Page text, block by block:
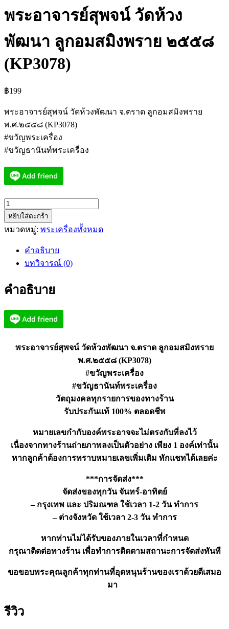
พระอาจารย์สุพจน์ วัดห้วง
พัฒนา ลูกอมสมิงพราย ๒๕๕๘
(KP3078)
฿199
พระอาจารย์สุพจน์ วัดห้วงพัฒนา จ.ตราด ลูกอมสมิงพราย
พ.ศ.๒๕๕๘ (KP3078)
#ขวัญพระเครื่อง
#ขวัญธานันท์พระเครื่อง
จำนวน
พระ
อาจารย์
พัฒนา
สมิง
๒๕๕๘
หยิบใส่ตะกร้า
หมวดหมู่: พระเครื่องทั้งหมด
คำอธิบาย
บทวิจารณ์ (0)
คำอธิบาย
พระอาจารย์สุพจน์ วัดห้วงพัฒนา จ.ตราด ลูกอมสมิงพราย
พ.ศ.๒๕๕๘ (KP3078)
#ขวัญพระเครื่อง
#ขวัญธานันท์พระเครื่อง
วัตถุมงคลทุกรายการของทางร้าน
รับประกันแท้ 100% ตลอดชีพ
หมายเลขกำกับองค์พระอาจจะไม่ตรงกับที่ลงไว้
เนื่องจากทางร้านถ่ายภาพลงเป็นตัวอย่าง เพียง 1 องค์เท่านั้น
หากลูกค้าต้องการทราบหมายเลขเพิ่มเติม ทักแชทได้เลยค่ะ
***การจัดส่ง***
จัดส่งของทุกวัน จันทร์-อาทิตย์
– กรุงเทพ และ ปริมณฑล ใช้เวลา 1-2 วัน ทำการ
– ต่างจังหวัด ใช้เวลา 2-3 วัน ทำการ
หากท่านไม่ได้รับของภายในเวลาที่กำหนด
กรุณาติดต่อทางร้าน เพื่อทำการติดตามสถานะการจัดส่งทันที
ขอขอบพระคุณลูกค้าทุกท่านที่อุดหนุนร้านของเราด้วยดีเสมอ
มา
รีวิว